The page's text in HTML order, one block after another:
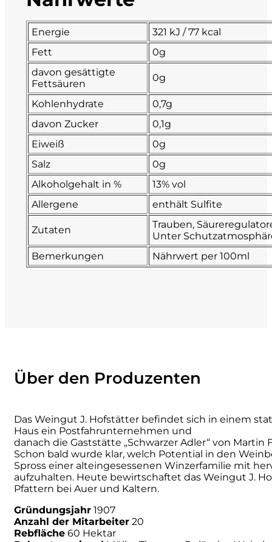
Energie
321 kJ / 77 kcal
Fett
0g
davon gesättigte
Fettsäuren
0g
Kohlenhydrate
0,7g
davon Zucker
0,1g
Eiweiß
0g
Salz
0g
Alkoholgehalt in %
13% vol
Allergene
enthält Sulfite
Zutaten
Trauben,
Unter
Bemerkungen
Nährwert per 100ml
Über den Produzenten
Das Weingut J. Hofstätter befindet sich in einem
Haus ein Postfahrunternehmen und
danach die Gaststätte „Schwarzer Adler“ von
Schon bald wurde klar, welch Potential in den
Spross einer alteingesessenen Winzerfamilie mit
aufzuhalten. Heute bewirtschaftet das Weingut J.
Pfattern bei Auer und Kaltern.
Gründungsjahr 1907
Anzahl der Mitarbeiter 20
Rebfläche 60 Hektar
La Dolce Vigna
Limestone
Malvirà
Marrone
Masseria Li Veli
Massolino
Menhir Marangelli
Mora e Memo
Nero Fermento
Petra
Pinino
Poderi di Lea
Poderi Parpinello
Poggio Argentiera
Pra